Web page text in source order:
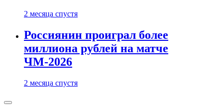
2 месяца спустя
Россиянин проиграл более
миллиона рублей на матче
ЧМ-2026
2 месяца спустя